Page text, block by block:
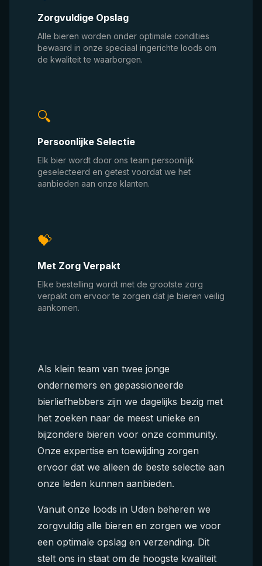
Zorgvuldige Opslag
Alle bieren worden onder optimale condities
bewaard in onze speciaal ingerichte loods om
de kwaliteit te waarborgen.
🔍
Persoonlijke Selectie
Elk bier wordt door ons team persoonlijk
geselecteerd en getest voordat we het
aanbieden aan onze klanten.
💝
Met Zorg Verpakt
Elke bestelling wordt met de grootste zorg
verpakt om ervoor te zorgen dat je bieren veilig
aankomen.
Als klein team van twee jonge
ondernemers en gepassioneerde
bierliefhebbers zijn we dagelijks bezig met
het zoeken naar de meest unieke en
bijzondere bieren voor onze community.
Onze expertise en toewijding zorgen
ervoor dat we alleen de beste selectie aan
onze leden kunnen aanbieden.
Vanuit onze loods in Uden beheren we
zorgvuldig alle bieren en zorgen we voor
een optimale opslag en verzending. Dit
stelt ons in staat om de hoogste kwaliteit